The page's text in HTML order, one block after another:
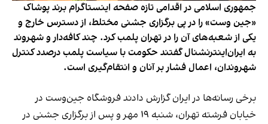
جمهوری اسلامی در اقدامی تازه صفحه اینستاگرام برند پوشاک
«جین وست» را در پی برگزاری جشنی مختلط، از دسترس خارج و
یکی از شعبه‌های آن را در تهران پلمب کرد. چند کافه‌‌دار و شهروند
به ایران‌اینترنشنال گفتند حکومت با سیاست پلمب درصدد کنترل
شهروندان، اعمال فشار بر آنان و انتقام‌گیری است.
برخی رسانه‌ها در ایران گزارش دادند فروشگاه جین‌وست در
خیابان فرشته تهران، شنبه ۱۹ مهر و پس از برگزاری جشنی در